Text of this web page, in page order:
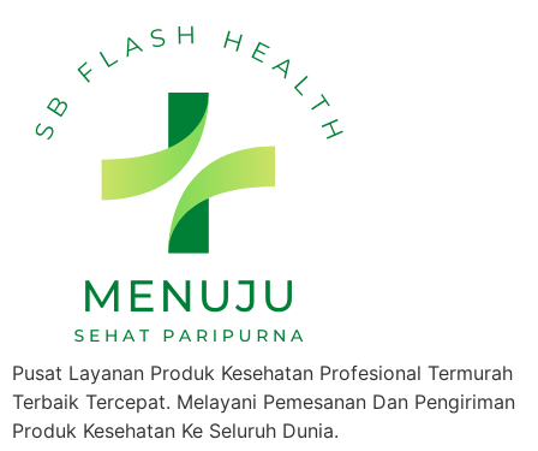
Pusat Layanan Produk Kesehatan Profesional Termurah
Terbaik Tercepat. Melayani Pemesanan Dan Pengiriman
Produk Kesehatan Ke Seluruh Dunia.